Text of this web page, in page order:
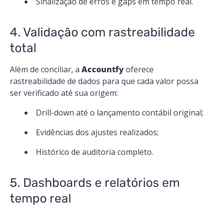
4. Validação com rastreabilidade
total
Além de conciliar, a Accountfyoferece
rastreabilidade de dados para que cada valor possa
ser verificado até sua origem:
Drill-down até o lançamento contábil original;
Evidências dos ajustes realizados;
Histórico de auditoria completo.
5. Dashboards e relatórios em
tempo real